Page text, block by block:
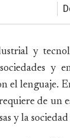
y
y
lenguaje.
de un
y la